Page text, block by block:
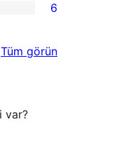
6
Tüm değerlendirmeleri
görün
var?